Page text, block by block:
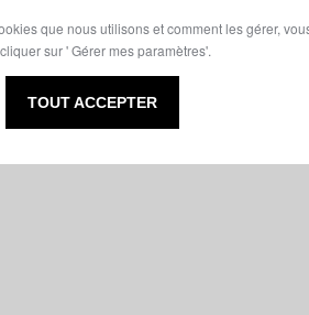
que nous utilisons et comment les gérer,
sur ' Gérer mes paramètres'.
TOUT ACCEPTER